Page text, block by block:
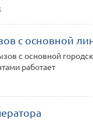
с основной
с основной
работает